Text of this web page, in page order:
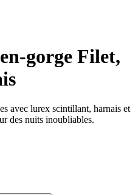
gorge Filet,
avec lurex scintillant, harnais et
des nuits inoubliables.